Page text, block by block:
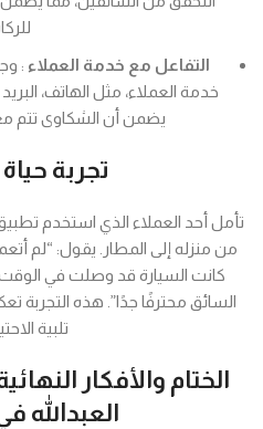
التفاعل مع خدمة العملاء :
خدمة العملاء، مثل الهاتف،
يضمن أن الشكاوى تتم
تجربة
تأمل أحد العملاء الذي استخدم
من منزله إلى المطار. يقول: “لم
كانت السيارة قد وصلت في
السائق محترفًا جدًا”. هذه
تلبية
الختام والأفكار
العبدالله